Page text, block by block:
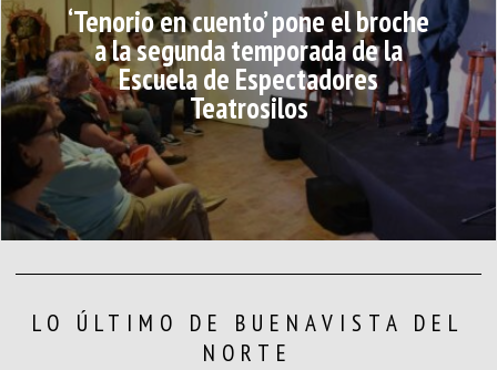
‘Tenorio en cuento’ pone el broche
a la segunda temporada de la
Escuela de Espectadores
Teatrosilos
LO ÚLTIMO DE BUENAVISTA DEL
NORTE